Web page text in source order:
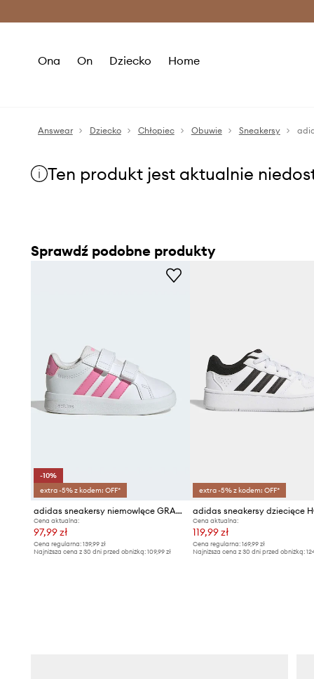
Ona On Dziecko Home
Answear Dziecko Chłopiec Obuwie Sneakersy
Ten produkt jest aktualnie
Sprawdź podobne produkty
-10%
extra -5% z kodem: OFF*
adidas sneakersy niemowlęce GRAND COURT 3.0
Cena aktualna:
97,99 zł
Cena regularna: 139,99 zł
Najniższa cena z 30 dni przed obniżką: 109,99 zł
extra -5% z kodem: OFF*
Cena aktualna:
119,99 zł
Cena regularna:169,99 zł
Najniższa cena z 30 dni przed obniżką: